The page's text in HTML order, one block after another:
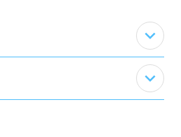
expand_less
expand_less